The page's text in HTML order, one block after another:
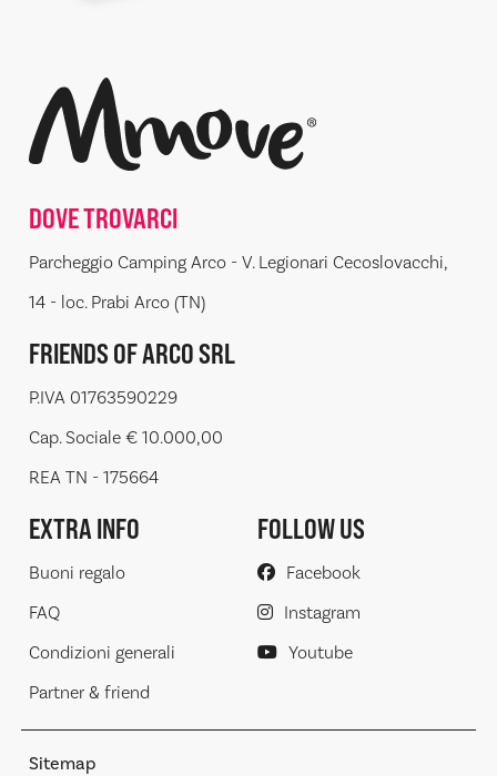
DOVE TROVARCI
Parcheggio Camping Arco - V. Legionari Cecoslovacchi,
14 - loc. Prabi Arco (TN)
FRIENDS OF ARCO SRL
P.IVA 01763590229
Cap. Sociale € 10.000,00
REA TN - 175664
EXTRA INFO
Buoni regalo
FAQ
Condizioni generali
Partner & friend
FOLLOW US
Facebook
Instagram
Youtube
Sitemap